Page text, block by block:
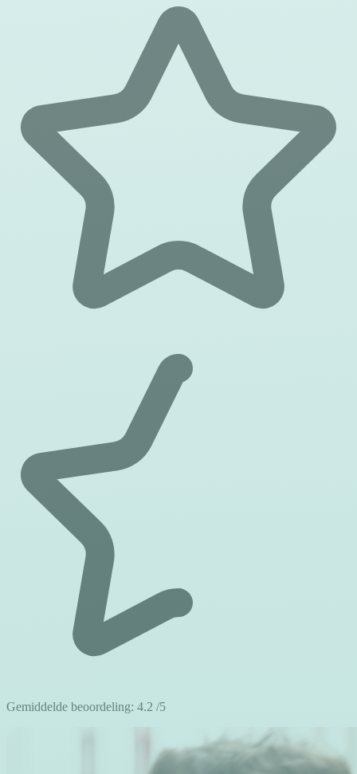
Gemiddelde beoordeling: 4.2 /5